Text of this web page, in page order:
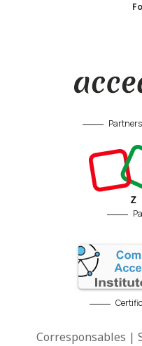
Corresponsables |